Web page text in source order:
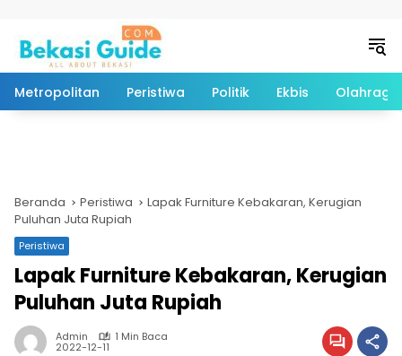
Metropolitan Peristiwa Politik Ekbis Olahraga
Beranda Peristiwa
Lapak Furniture Kebakaran, Kerugian
Puluhan Juta Rupiah
Peristiwa
Lapak Furniture Kebakaran, Kerugian
Puluhan Juta Rupiah
Admin 1 Min Baca
2022-12-11